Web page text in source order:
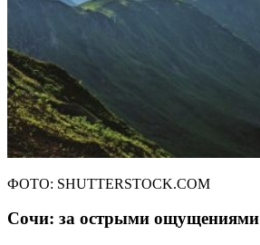
ФОТО: SHUTTERSTOCK.COM
Сочи: за острыми ощущениями